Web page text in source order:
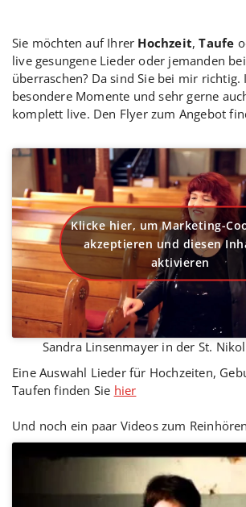
Sie möchten auf Ihrer Hochzeit,Taufe
live gesungene Lieder oder jemanden
überraschen? Da sind Sie bei mir richtig.
besondere Momente und sehr gerne
komplett live. Den Flyer zum Angebot
Klicke hier, um Marketing-
akzeptieren und diesen
aktivieren
Sandra Linsenmayer in der St.
Eine Auswahl Lieder für Hochzeiten,
Taufen finden Sie hier
Und noch ein paar Videos zum